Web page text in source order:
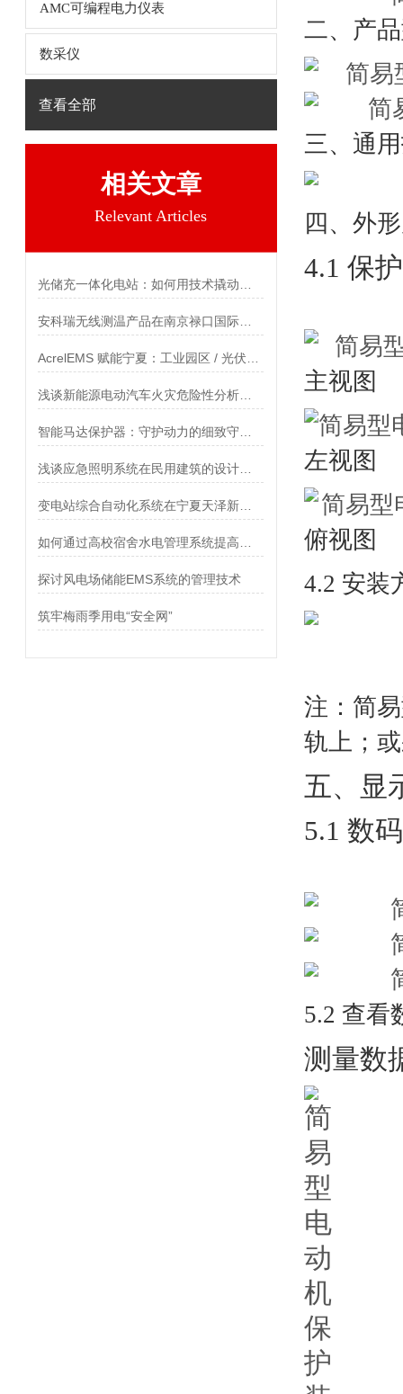
AMC可编程电力仪表
数采仪
查看全部
相关文章
Relevant Articles
探讨风电场储能EMS系统的管理技术
筑牢梅雨季用电“安全网”
二、产
三、通
四、外
4.1 保
主视图
左视图
俯视图
4.2 安装
注： 简
轨上；
五、显
5.1 数
5.2 查看
测量数